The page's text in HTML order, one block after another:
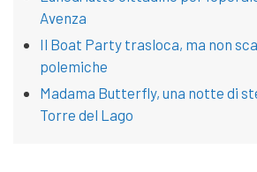
Avenza
Il Boat Party trasloca, ma non
polemiche
Madama Butterfly, una notte di
Torre del Lago